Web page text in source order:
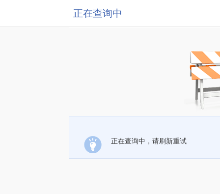
正在查询中
正在查询中，请刷新重试